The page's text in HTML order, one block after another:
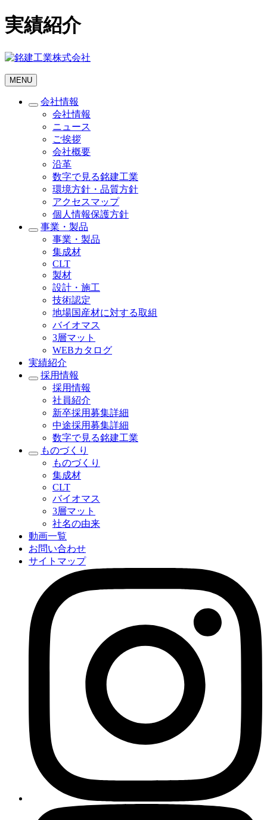
実績紹介
MENU
会社情報
会社情報
ニュース
ご挨拶
会社概要
沿革
数字で見る銘建工業
環境方針・品質方針
アクセスマップ
個人情報保護方針
事業・製品
事業・製品
集成材
CLT
製材
設計・施工
技術認定
地場国産材に対する取組
バイオマス
3層マット
WEBカタログ
実績紹介
採用情報
採用情報
社員紹介
新卒採用募集詳細
中途採用募集詳細
数字で見る銘建工業
ものづくり
ものづくり
集成材
CLT
バイオマス
3層マット
社名の由来
動画一覧
お問い合わせ
サイトマップ